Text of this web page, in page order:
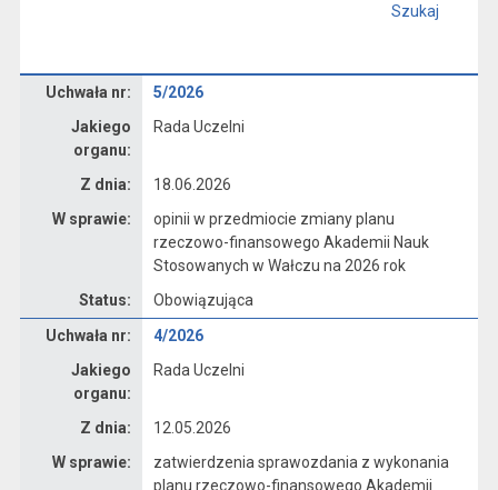
Szukaj
Uchwała nr:
5/2026
Jakiego
organu:
Rada Uczelni
Z dnia:
18.06.2026
W sprawie:
opinii w przedmiocie zmiany planu
rzeczowo-finansowego Akademii Nauk
Stosowanych w Wałczu na 2026 rok
Status:
Obowiązująca
Uchwała nr:
4/2026
Jakiego
organu:
Rada Uczelni
Z dnia:
12.05.2026
W sprawie:
zatwierdzenia sprawozdania z wykonania
planu rzeczowo-finansowego Akademii